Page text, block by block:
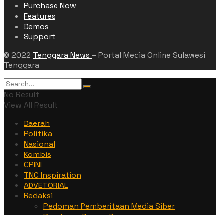
Purchase Now
Features
Demos
Support
© 2022 Tenggara News – Portal Media Online Sulawesi
Tenggara
No Result
View All Result
Daerah
Politika
Nasional
Kombis
OPINI
TNC Inspiration
ADVETORIAL
Redaksi
Pedoman Pemberitaan Media Siber